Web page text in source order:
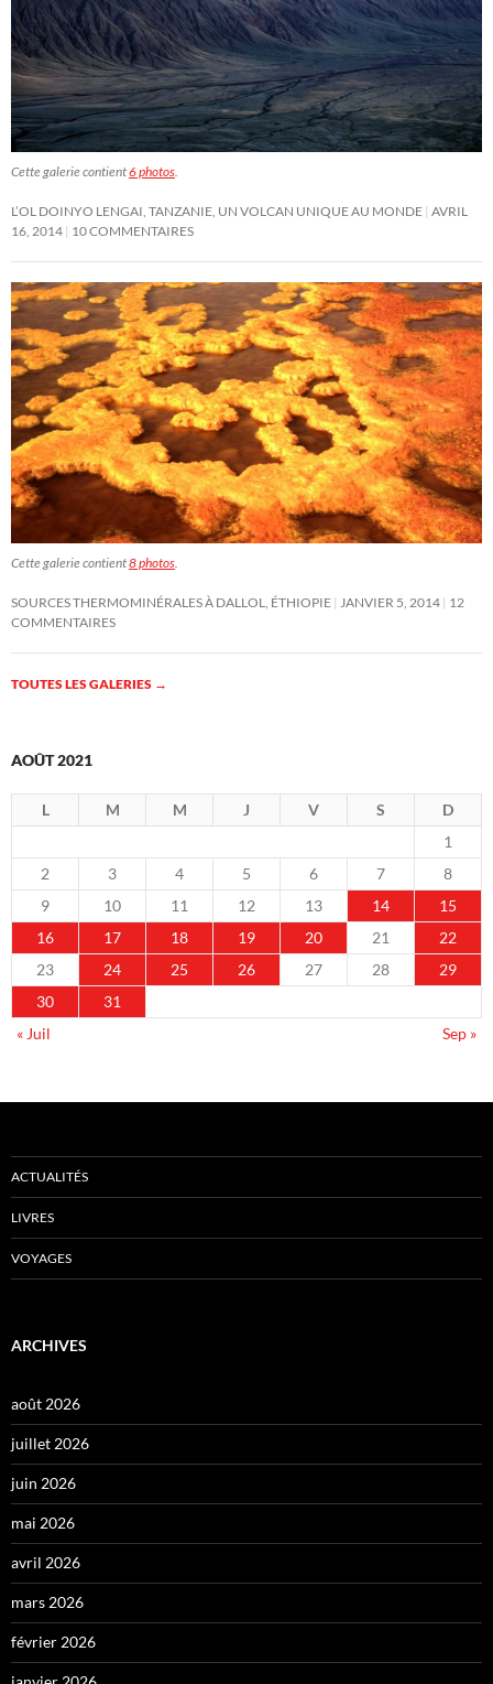
Cette galerie contient6 photos.
L’OL DOINYO LENGAI, TANZANIE, UN VOLCAN UNIQUE AU MONDE AVRIL
16, 2014 10 COMMENTAIRES
Cette galerie contient8 photos.
SOURCES THERMOMINÉRALES À DALLOL, ÉTHIOPIE JANVIER 5, 2014 12
COMMENTAIRES
TOUTES LES GALERIES →
AOÛT 2021
L M M J V S
D
1
2
3 4 5 6 7
8
9
10 11 12 13 14
15
16
17 18 19 20 21
22
23
24 25 26 27 28
29
30
31
« Juil
Sep »
ACTUALITÉS
LIVRES
VOYAGES
ARCHIVES
août 2026
juillet 2026
juin 2026
mai 2026
avril 2026
mars 2026
février 2026